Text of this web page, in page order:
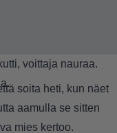
voittaja nauraa.
soita heti, kun näet
aamulla se sitten
mies kertoo.